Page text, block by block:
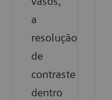
a
resolução
de
contraste
dentro